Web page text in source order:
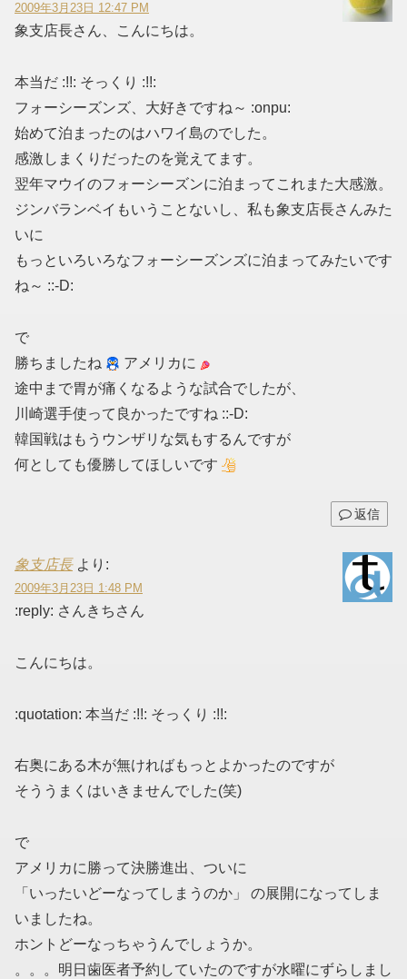
2009年3月23日 12:47 PM
象支店長さん、こんにちは。
本当だ :!!: そっくり :!!:
フォーシーズンズ、大好きですね～ :onpu:
始めて泊まったのはハワイ島のでした。
感激しまくりだったのを覚えてます。
翌年マウイのフォーシーズンに泊まってこれまた大感激。
ジンバランベイもいうことないし、私も象支店長さんみた
いに
もっといろいろなフォーシーズンズに泊まってみたいです
ね～ ::-D:
で
勝ちましたね
アメリカに
途中まで胃が痛くなるような試合でしたが、
川崎選手使って良かったですね ::-D:
韓国戦はもうウンザリな気もするんですが
何としても優勝してほしいです
返信
象支店長 より:
2009年3月23日 1:48 PM
:reply: さんきちさん
こんにちは。
:quotation: 本当だ :!!: そっくり :!!:
右奥にある木が無ければもっとよかったのですが
そううまくはいきませんでした(笑)
で
アメリカに勝って決勝進出、ついに
「いったいどーなってしまうのか」 の展開になってしま
いましたね。
ホントどーなっちゃうんでしょうか。
。。。明日歯医者予約していたのですが水曜にずらしまし